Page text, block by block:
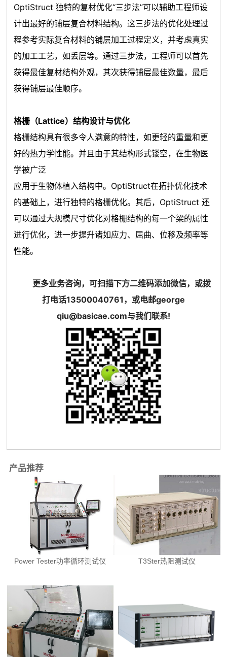
OptiStruct 独特的复材优化“三步法”可以辅助工程师设
计出最好的铺层复合材料结构。这三步法的优化处理过
程参考实际复合材料的铺层加工过程定义，并考虑真实
的加工工艺，如丢层等。通过三步法，工程师可以首先
获得最佳复材结构外观，其次获得铺层最佳数量，最后
获得铺层最佳顺序。
格栅（Lattice）结构设计与优化
格栅结构具有很多令人满意的特性，如更轻的重量和更
好的热力学性能。并且由于其结构形式镂空，在生物医
学被广泛
应用于生物体植入结构中。OptiStruct在拓扑优化技术
的基础上，进行独特的格栅优化。其后，OptiStruct 还
可以通过大规模尺寸优化对格栅结构的每一个梁的属性
进行优化，进一步提升诸如应力、屈曲、位移及频率等
性能。
更多业务咨询，可扫描下方二维码添加微信，或拨
打电话13500040761，或电邮george
qiu@basicae.com与我们联系!
产品推荐
Power Tester功率循环测试仪 T3Ster热阻测试仪